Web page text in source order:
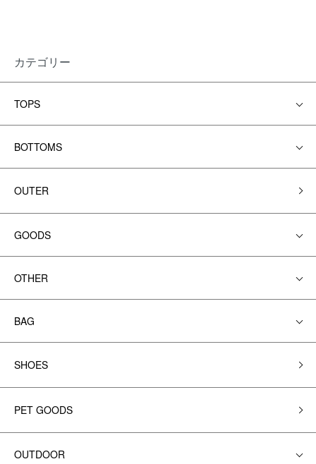
カテゴリー
TOPS
BOTTOMS
OUTER
GOODS
OTHER
BAG
SHOES
PET GOODS
OUTDOOR